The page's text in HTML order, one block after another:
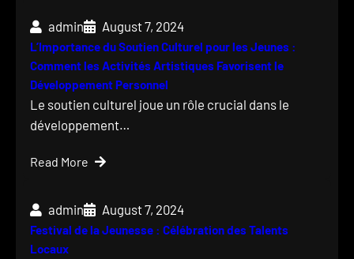
admin August 7, 2024
L’Importance du Soutien Culturel pour les Jeunes :
Comment les Activités Artistiques Favorisent le
Développement Personnel
Le soutien culturel joue un rôle crucial dans le
développement…
Read More
admin August 7, 2024
Festival de la Jeunesse : Célébration des Talents
Locaux